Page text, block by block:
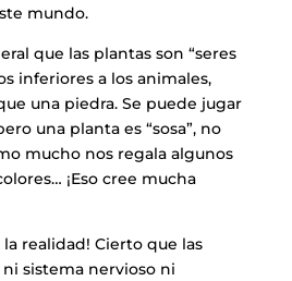
mundo.
que las plantas son “seres
inferiores a los animales,
una piedra. Se puede jugar
una planta es “sosa”, no
mucho nos regala algunos
¡Eso cree mucha
la realidad! Cierto que las
sistema nervioso ni